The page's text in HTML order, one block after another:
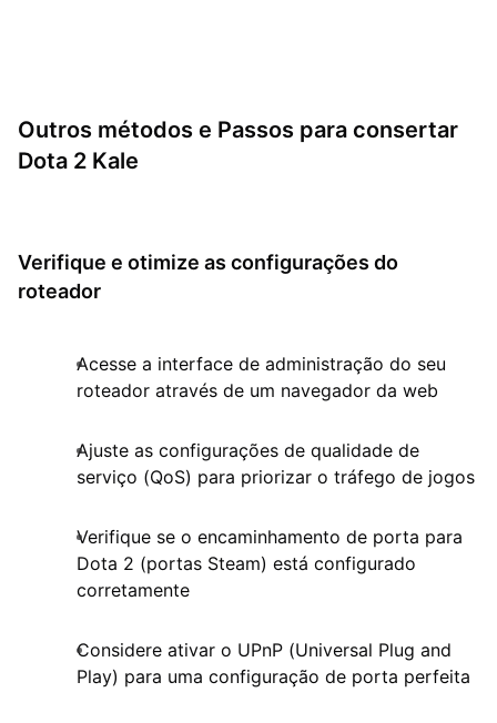
Outros métodos e Passos para consertar
Dota 2 Kale
Verifique e otimize as configurações do
roteador
Acesse a interface de administração do seu
roteador através de um navegador da web
Ajuste as configurações de qualidade de
serviço (QoS) para priorizar o tráfego de jogos
Verifique se o encaminhamento de porta para
Dota 2 (portas Steam) está configurado
corretamente
Considere ativar o UPnP (Universal Plug and
Play) para uma configuração de porta perfeita